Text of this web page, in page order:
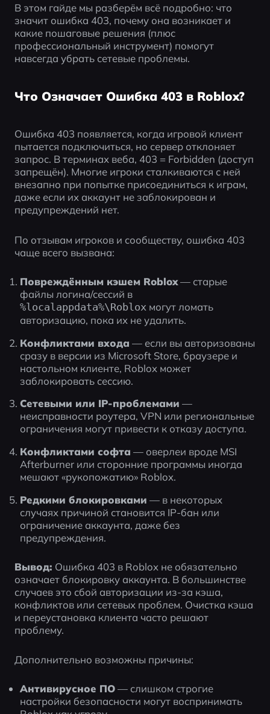
В этом гайде мы разберём всё подробно: что
значит ошибка 403, почему она возникает и
какие пошаговые решения (плюс
профессиональный инструмент) помогут
навсегда убрать сетевые проблемы.
Что Означает Ошибка 403 в Roblox?
Ошибка 403 появляется, когда игровой клиент
пытается подключиться, но сервер отклоняет
запрос. В терминах веба, 403 = Forbidden (доступ
запрещён). Многие игроки сталкиваются с ней
внезапно при попытке присоединиться к играм,
даже если их аккаунт не заблокирован и
предупреждений нет.
По отзывам игроков и сообществу, ошибка 403
чаще всего вызвана:
Повреждённым кэшем Roblox — старые
%localappdata%\Roblox могут ломать
авторизацию, пока их не удалить.
Конфликтами входа — если вы авторизованы
сразу в версии из Microsoft Store, браузере и
настольном клиенте, Roblox может
заблокировать сессию.
Сетевыми или IP-проблемами —
неисправности роутера, VPN или региональные
ограничения могут привести к отказу доступа.
Конфликтами софта — оверлеи вроде MSI
Afterburner или сторонние программы иногда
мешают «рукопожатию» Roblox.
Редкими блокировками — в некоторых
случаях причиной становится IP-бан или
ограничение аккаунта, даже без
предупреждения.
Вывод: Ошибка 403 в Roblox не обязательно
означает блокировку аккаунта. В большинстве
случаев это сбой авторизации из-за кэша,
конфликтов или сетевых проблем. Очистка кэша
и переустановка клиента часто решают
проблему.
Дополнительно возможны причины:
Антивирусное ПО — слишком строгие
настройки безопасности могут воспринимать